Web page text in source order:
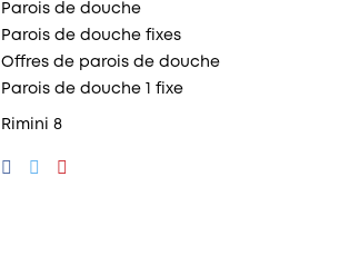
Parois de douche
Parois de douche fixes
Offres de parois de douche
Parois de douche 1 fixe
Rimini 8